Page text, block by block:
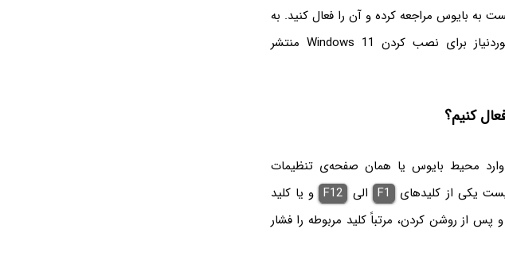
به بایوس مراجعه کرده و آن را فعال کنید. به
زودی مقاله‌ی دیگری در توصیف مشخصات سخت‌افزاری موردنیاز برای نصب کردن Windows 11 منتشر
می‌بایست وارد محیط بایوس یا همان صفحه‌ی تنظیمات
یکی از کلیدهای
F1 الی F12 و یا کلید
از روشن کردن، مرتباً کلید مربوطه را فشار